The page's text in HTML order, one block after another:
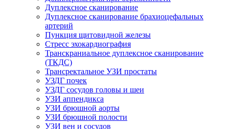
Дуплексное сканирование
Дуплексное сканирование брахиоцефальных
артерий
Пункция щитовидной железы
Стресс эхокардиография
Транскраниальное дуплексное сканирование
(ТКДС)
Трансректальное УЗИ простаты
УЗДГ почек
УЗДГ сосудов головы и шеи
УЗИ аппендикса
УЗИ брюшной аорты
УЗИ брюшной полости
УЗИ вен и сосудов